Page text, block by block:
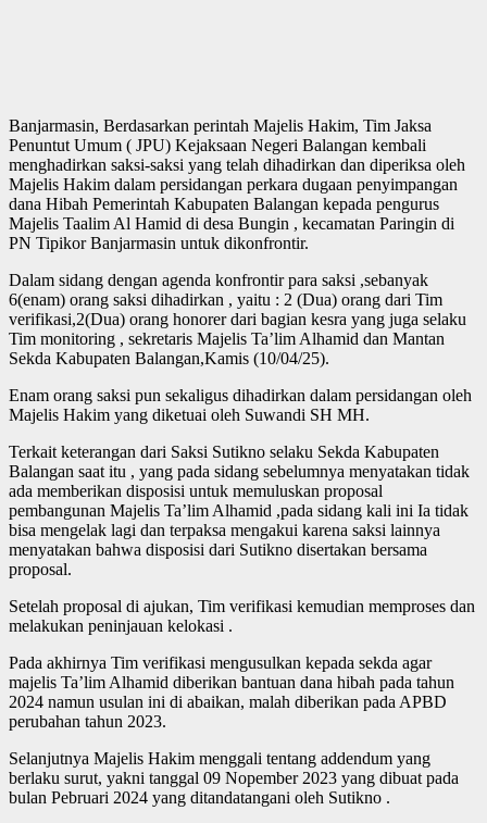
Banjarmasin, Berdasarkan perintah Majelis Hakim, Tim Jaksa
Penuntut Umum ( JPU) Kejaksaan Negeri Balangan kembali
menghadirkan saksi-saksi yang telah dihadirkan dan diperiksa oleh
Majelis Hakim dalam persidangan perkara dugaan penyimpangan
dana Hibah Pemerintah Kabupaten Balangan kepada pengurus
Majelis Taalim Al Hamid di desa Bungin , kecamatan Paringin di
PN Tipikor Banjarmasin untuk dikonfrontir.
Dalam sidang dengan agenda konfrontir para saksi ,sebanyak
6(enam) orang saksi dihadirkan , yaitu : 2 (Dua) orang dari Tim
verifikasi,2(Dua) orang honorer dari bagian kesra yang juga selaku
Tim monitoring , sekretaris Majelis Ta’lim Alhamid dan Mantan
Sekda Kabupaten Balangan,Kamis (10/04/25).
Enam orang saksi pun sekaligus dihadirkan dalam persidangan oleh
Majelis Hakim yang diketuai oleh Suwandi SH MH.
Terkait keterangan dari Saksi Sutikno selaku Sekda Kabupaten
Balangan saat itu , yang pada sidang sebelumnya menyatakan tidak
ada memberikan disposisi untuk memuluskan proposal
pembangunan Majelis Ta’lim Alhamid ,pada sidang kali ini Ia tidak
bisa mengelak lagi dan terpaksa mengakui karena saksi lainnya
menyatakan bahwa disposisi dari Sutikno disertakan bersama
proposal.
Setelah proposal di ajukan, Tim verifikasi kemudian memproses dan
melakukan peninjauan kelokasi .
Pada akhirnya Tim verifikasi mengusulkan kepada sekda agar
majelis Ta’lim Alhamid diberikan bantuan dana hibah pada tahun
2024 namun usulan ini di abaikan, malah diberikan pada APBD
perubahan tahun 2023.
Selanjutnya Majelis Hakim menggali tentang addendum yang
berlaku surut, yakni tanggal 09 Nopember 2023 yang dibuat pada
bulan Pebruari 2024 yang ditandatangani oleh Sutikno .